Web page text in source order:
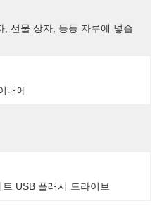
, 선물 상자, 등등 자루에 넣습
내에
트 USB 플래시 드라이브